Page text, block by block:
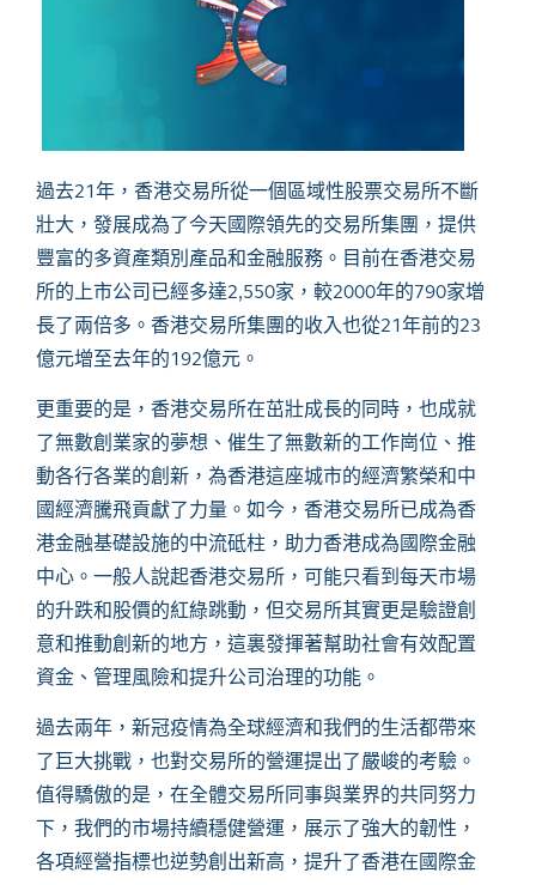
過去21年，香港交易所從一個區域性股票交易所不斷
壯大，發展成為了今天國際領先的交易所集團，提供
豐富的多資產類別產品和金融服務。目前在香港交易
所的上市公司已經多達2,550家，較2000年的790家增
長了兩倍多。香港交易所集團的收入也從21年前的23
億元增至去年的192億元。
更重要的是，香港交易所在茁壯成長的同時，也成就
了無數創業家的夢想、催生了無數新的工作崗位、推
動各行各業的創新，為香港這座城市的經濟繁榮和中
國經濟騰飛貢獻了力量。如今，香港交易所已成為香
港金融基礎設施的中流砥柱，助力香港成為國際金融
中心。一般人說起香港交易所，可能只看到每天市場
的升跌和股價的紅綠跳動，但交易所其實更是驗證創
意和推動創新的地方，這裏發揮著幫助社會有效配置
資金、管理風險和提升公司治理的功能。
過去兩年，新冠疫情為全球經濟和我們的生活都帶來
了巨大挑戰，也對交易所的營運提出了嚴峻的考驗。
值得驕傲的是，在全體交易所同事與業界的共同努力
下，我們的市場持續穩健營運，展示了強大的韌性，
各項經營指標也逆勢創出新高，提升了香港在國際金